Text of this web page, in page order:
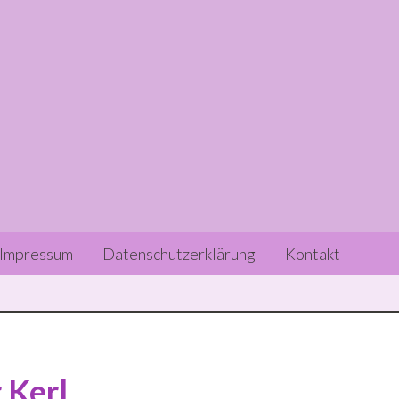
Header
Right
Impressum Datenschutzerklärung Kontakt
Kerl